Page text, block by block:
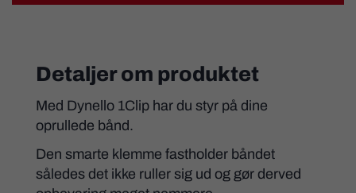
Detaljer om produktet
Med Dynello 1Clip har du styr på dine
oprullede bånd.
Den smarte klemme fastholder båndet
således det ikke ruller sig ud og gør derved